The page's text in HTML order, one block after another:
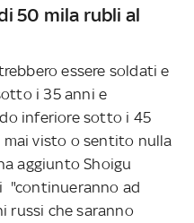
50 mila rubli al
essere soldati e
i 35 anni e
inferiore sotto i 45
mai visto o sentito nulla
aggiunto Shoigu
"continueranno ad
russi che saranno